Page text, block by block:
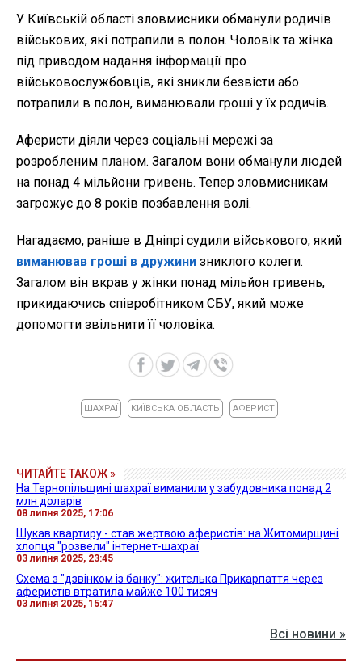
У Київській області зловмисники обманули родичів
військових, які потрапили в полон. Чоловік та жінка
під приводом надання інформації про
військовослужбовців, які зникли безвісти або
потрапили в полон, виманювали гроші у їх родичів.
Аферисти діяли через соціальні мережі за
розробленим планом. Загалом вони обманули людей
на понад 4 мільйони гривень. Тепер зловмисникам
загрожує до 8 років позбавлення волі.
Нагадаємо, раніше в Дніпрі судили військового, який
виманював гроші в дружини зниклого колеги.
Загалом він вкрав у жінки понад мільйон гривень,
прикидаючись співробітником СБУ, який може
допомогти звільнити її чоловіка.
ШАХРАЇ КИЇВСЬКА ОБЛАСТЬ АФЕРИСТ
ЧИТАЙТЕ ТАКОЖ »
На Тернопільщині шахраї виманили у забудовника понад 2
млн доларів
08 липня 2025, 17:06
Шукав квартиру - став жертвою аферистів: на Житомирщині
хлопця "розвели" інтернет-шахраї
03 липня 2025, 23:45
Схема з "дзвінком із банку": жителька Прикарпаття через
аферистів втратила майже 100 тисяч
03 липня 2025, 15:47
Всі новини »